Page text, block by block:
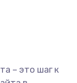
– это шаг к